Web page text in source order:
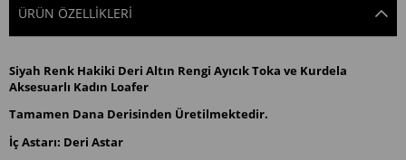
ÜRÜN ÖZELLIKLERI
Siyah Renk Hakiki Deri Altın Rengi Ayıcık Toka ve Kurdela
Aksesuarlı Kadın Loafer
Tamamen Dana Derisinden Üretilmektedir.
İç Astarı: Deri Astar